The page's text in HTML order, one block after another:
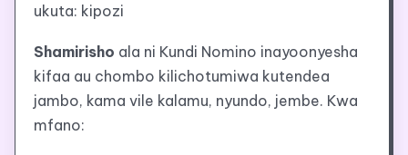
ukuta: kipozi
Shamirisho ala ni Kundi Nomino inayoonyesha
kifaa au chombo kilichotumiwa kutendea
jambo, kama vile kalamu, nyundo, jembe. Kwa
mfano: